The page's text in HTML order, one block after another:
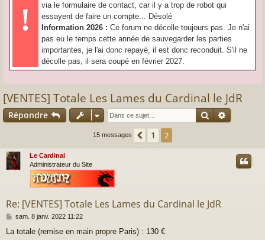
!
via le formulaire de contact, car il y a trop de robot qui
essayent de faire un compte... Désolé
Information 2026 : Ce forum ne décolle toujours pas. Je n'ai
pas eu le temps cette année de sauvegarder les parties
importantes, je l'ai donc repayé, il est donc reconduit. S'il ne
décolle pas, il sera coupé en février 2027.
[VENTES] Totale Les Lames du Cardinal le JdR
Répondre Rechercher
15 messages Précédente
1 2
Le Cardinal
Administrateur du Site
Re: [VENTES] Totale Les Lames du Cardinal le JdR
M
s
sam. 8 janv. 2022 11:22
La totale (remise en main propre Paris) : 130 €